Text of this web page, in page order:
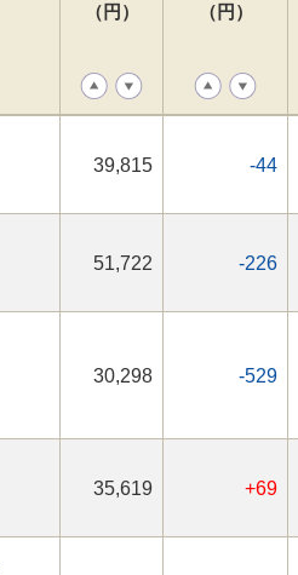
（円）
（円）
39,815 -44
51,722 -226
30,298 -529
35,619 +69